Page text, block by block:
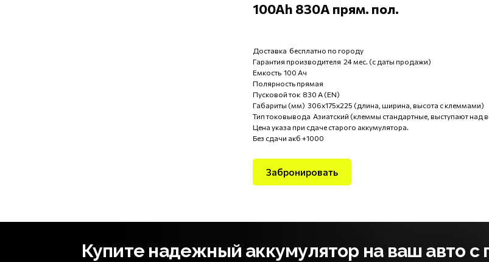
100Ah 830А прям. пол.
Доставка бесплатно по городу
Гарантия производителя 24 мес. (с даты продажи)
Емкость 100 Ач
Полярность прямая
Пусковой ток 830 А (EN)
Габариты (мм) 306x175x225 (длина, ширина, высота с клеммами)
Тип токовывода Азиатский (клеммы стандартные, выступают над
Цена указа при сдаче старого аккумулятора.
Без сдачи акб +1000
Забронировать
Купите надежный аккумулятор на ваш авто с